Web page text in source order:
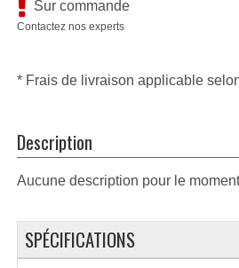
Sur commande
Contactez nos experts
* Frais de livraison applicable
Description
Aucune description pour le moment
SPÉCIFICATIONS